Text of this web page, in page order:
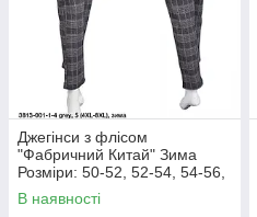
Джегінси з флісом
"Фабричний Китай" Зима
Розміри: 50-52, 52-54, 54-56,
56-58 (18128-3)
В наявності